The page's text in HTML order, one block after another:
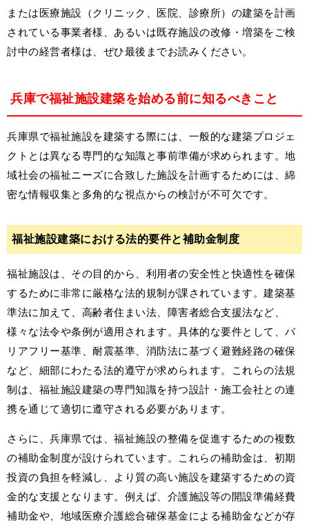
または医療施設（クリニック、医院、診療所）の建築を計画
されている事業者様、あるいは既存施設の改修・増築をご検
討中の経営者様は、ぜひ最後までお読みください。
兵庫で福祉施設建築を始める前に知るべきこと
兵庫県で福祉施設を建築する際には、一般的な建築プロジェ
クトとは異なる専門的な知識と事前準備が求められます。地
域社会の福祉ニーズに合致した施設を計画するためには、綿
密な情報収集と多角的な視点からの検討が不可欠です。
福祉施設建築における法的要件と補助金制度
福祉施設は、その目的から、利用者の安全性と快適性を確保
するために非常に厳格な法的規制が課されています。建築基
準法に加えて、高齢者住まい法、障害者総合支援法など、
様々な法令や条例が適用されます。具体的な要件として、バ
リアフリー基準、耐震基準、消防法に基づく避難経路の確保
など、細部にわたる法的遵守が求められます。これらの法規
制は、福祉施設建築の専門知識を持つ設計・施工会社との連
携を通じて適切に遵守される必要があります。
さらに、兵庫県では、福祉施設の整備を促進するための複数
の補助金制度が設けられています。これらの補助金は、初期
投資の負担を軽減し、より質の高い施設を建築するための資
金的な支援となります。例えば、介護施設等の開設準備経費
補助金や、地域医療介護総合確保基金による補助金などが存